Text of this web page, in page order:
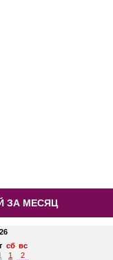
ЗА МЕСЯЦ
сб вс
1
2